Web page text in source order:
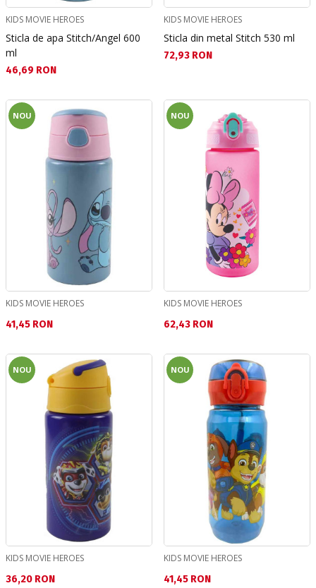
KIDS MOVIE HEROES
Sticla de apa Stitch/Angel 600
ml
Текуща цена:
46,69 RON
KIDS MOVIE HEROES
Sticla din metal Stitch 530 ml
Текуща цена:
72,93 RON
NOU
KIDS MOVIE HEROES
Текуща цена:
41,45 RON
NOU
KIDS MOVIE HEROES
Текуща цена:
62,43 RON
NOU
KIDS MOVIE HEROES
Текуща цена:
36,20 RON
NOU
KIDS MOVIE HEROES
Текуща цена:
41,45 RON